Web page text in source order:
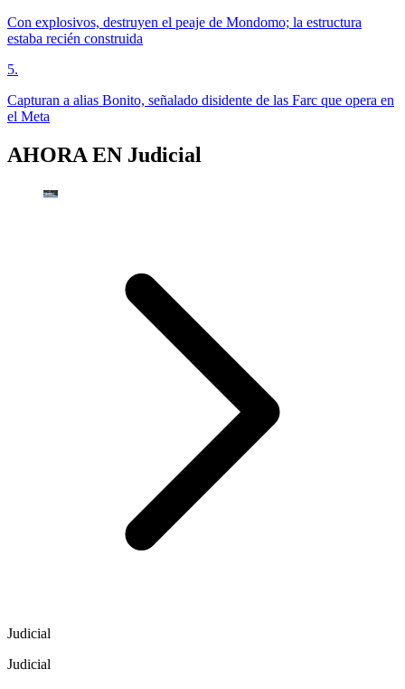
Con explosivos, destruyen el peaje de Mondomo; la estructura
estaba recién construida
5.
Capturan a alias Bonito, señalado disidente de las Farc que opera en
el Meta
AHORA EN Judicial
Judicial
Judicial